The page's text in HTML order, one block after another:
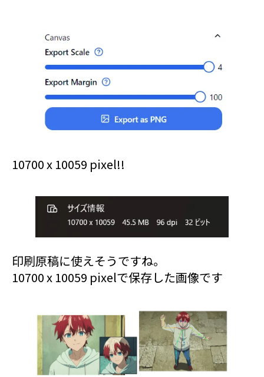
10700 x 10059 pixel!!
印刷原稿に使えそうですね。
10700 x 10059 pixelで保存した画像です